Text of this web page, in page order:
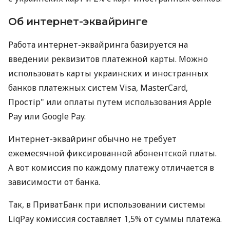
Об интернет-эквайринге
Работа интернет-эквайринга базируется на
введении реквизитов платежной карты. Можно
использовать карты украинских и иностранных
банков платежных систем Visa, MasterCard,
Простір" или оплаты путем использования Apple
Pay или Google Pay.
Интернет-эквайринг обычно не требует
ежемесячной фиксированной абонентской платы.
А вот комиссия по каждому платежу отличается в
зависимости от банка.
Так, в ПриватБанк при использовании системы
LiqPay комиссия составляет 1,5% от суммы платежа.